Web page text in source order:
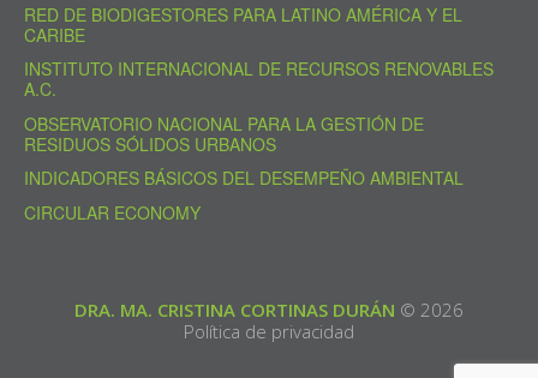
RED DE BIODIGESTORES PARA LATINO AMÉRICA Y EL
CARIBE
INSTITUTO INTERNACIONAL DE RECURSOS RENOVABLES
A.C.
OBSERVATORIO NACIONAL PARA LA GESTIÓN DE
RESIDUOS SÓLIDOS URBANOS
INDICADORES BÁSICOS DEL DESEMPEÑO AMBIENTAL
CIRCULAR ECONOMY
DRA. MA. CRISTINA CORTINAS DURÁN © 2026
Política de privacidad